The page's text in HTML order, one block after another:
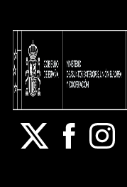
X Facebook